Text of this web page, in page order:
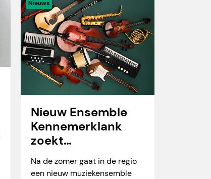
Nieuws
Nieuw Ensemble
Kennemerklank
zoekt
amateurmuzikante
n
Na de zomer gaat in de regio
een nieuw muziekensemble